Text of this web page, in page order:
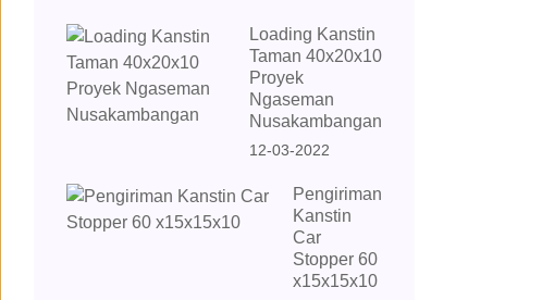
Loading Kanstin
Taman 40x20x10
Proyek
Ngaseman
Nusakambangan
12-03-2022
Pengiriman
Kanstin
Car
Stopper 60
x15x15x10